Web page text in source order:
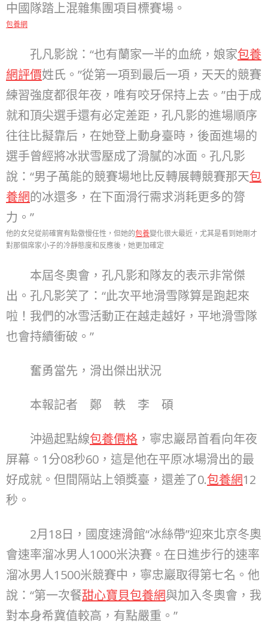
中國隊踏上混雜集團項目標賽場。
包養網
孔凡影說：“也有蘭家一半的血統，娘家包養
網評價姓氏。”從第一項到最后一項，天天的競賽
練習強度都很年夜，唯有咬牙保持上去。”由于成
就和頂尖選手還有必定差距，孔凡影的進場順序
往往比擬靠后，在她登上動身臺時，後面進場的
選手曾經將冰狀雪壓成了滑膩的冰面。孔凡影
說：“男子萬能的競賽場地比反轉展轉競賽那天包
養網的冰還多，在下面滑行需求消耗更多的膂
力。”
他的女兒從前確實有點傲慢任性，但她的包養變化很大最近，尤其是看到她剛才
對那個席家小子的冷靜態度和反應後，她更加確定
本屆冬奧會，孔凡影和隊友的表示非常傑
出。孔凡影笑了：“此次平地滑雪隊算是跑起來
啦！我們的冰雪活動正在越走越好，平地滑雪隊
也會持續衝破。”
奮勇當先，滑出傑出狀況
本報記者 鄭 軼 李 碩
沖過起點線包養價格 ，寧忠巖昂首看向年夜
屏幕。1分08秒60，這是他在平原冰場滑出的最
好成就。但間隔站上領獎臺，還差了0.包養網12
秒。
2月18日，國度速滑館“冰絲帶”迎來北京冬奧
會速率溜冰男人1000米決賽。在日進步行的速率
溜冰男人1500米競賽中，寧忠巖取得第七名。他
說：“第一次餐甜心寶貝包養網與加入冬奧會，我
對本身希冀值較高，有點嚴重。”